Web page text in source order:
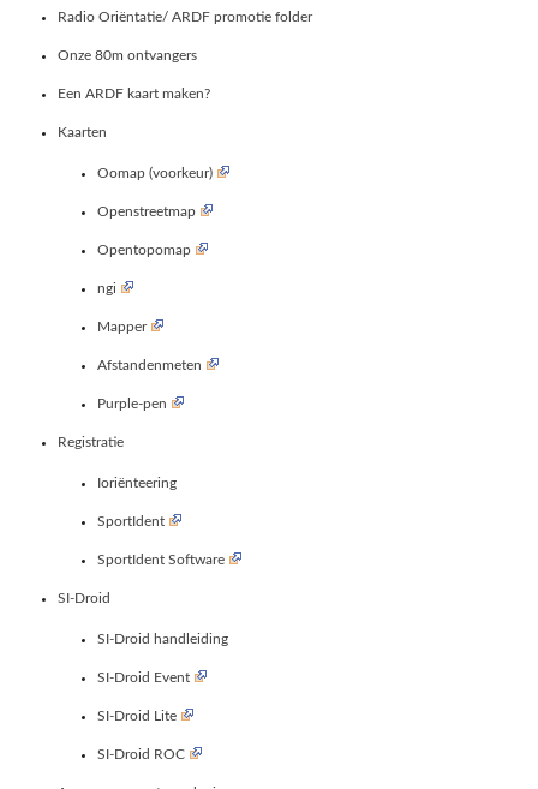
Radio Oriëntatie/ ARDF promotie folder
Onze 80m ontvangers
Een ARDF kaart maken?
Kaarten
Oomap (voorkeur)
Openstreetmap
Opentopomap
ngi
Mapper
Afstandenmeten
Purple-pen
Registratie
Ioriënteering
SportIdent
SportIdent Software
SI-Droid
SI-Droid handleiding
SI-Droid Event
SI-Droid Lite
SI-Droid ROC